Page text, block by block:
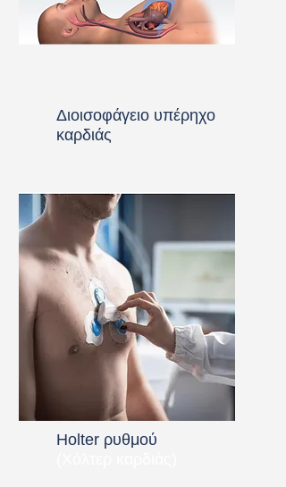
Διοισοφάγειο υπέρηχο
καρδιάς
Holter ρυθμού